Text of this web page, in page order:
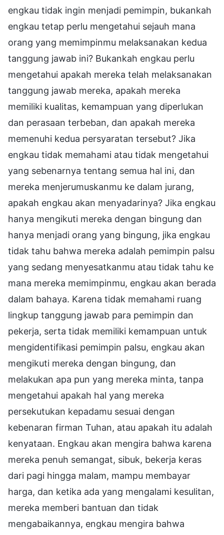
engkau tidak ingin menjadi pemimpin, bukankah
engkau tetap perlu mengetahui sejauh mana
orang yang memimpinmu melaksanakan kedua
tanggung jawab ini? Bukankah engkau perlu
mengetahui apakah mereka telah melaksanakan
tanggung jawab mereka, apakah mereka
memiliki kualitas, kemampuan yang diperlukan
dan perasaan terbeban, dan apakah mereka
memenuhi kedua persyaratan tersebut? Jika
engkau tidak memahami atau tidak mengetahui
yang sebenarnya tentang semua hal ini, dan
mereka menjerumuskanmu ke dalam jurang,
apakah engkau akan menyadarinya? Jika engkau
hanya mengikuti mereka dengan bingung dan
hanya menjadi orang yang bingung, jika engkau
tidak tahu bahwa mereka adalah pemimpin palsu
yang sedang menyesatkanmu atau tidak tahu ke
mana mereka memimpinmu, engkau akan berada
dalam bahaya. Karena tidak memahami ruang
lingkup tanggung jawab para pemimpin dan
pekerja, serta tidak memiliki kemampuan untuk
mengidentifikasi pemimpin palsu, engkau akan
mengikuti mereka dengan bingung, dan
melakukan apa pun yang mereka minta, tanpa
mengetahui apakah hal yang mereka
persekutukan kepadamu sesuai dengan
kebenaran firman Tuhan, atau apakah itu adalah
kenyataan. Engkau akan mengira bahwa karena
mereka penuh semangat, sibuk, bekerja keras
dari pagi hingga malam, mampu membayar
harga, dan ketika ada yang mengalami kesulitan,
mereka memberi bantuan dan tidak
mengabaikannya, engkau mengira bahwa